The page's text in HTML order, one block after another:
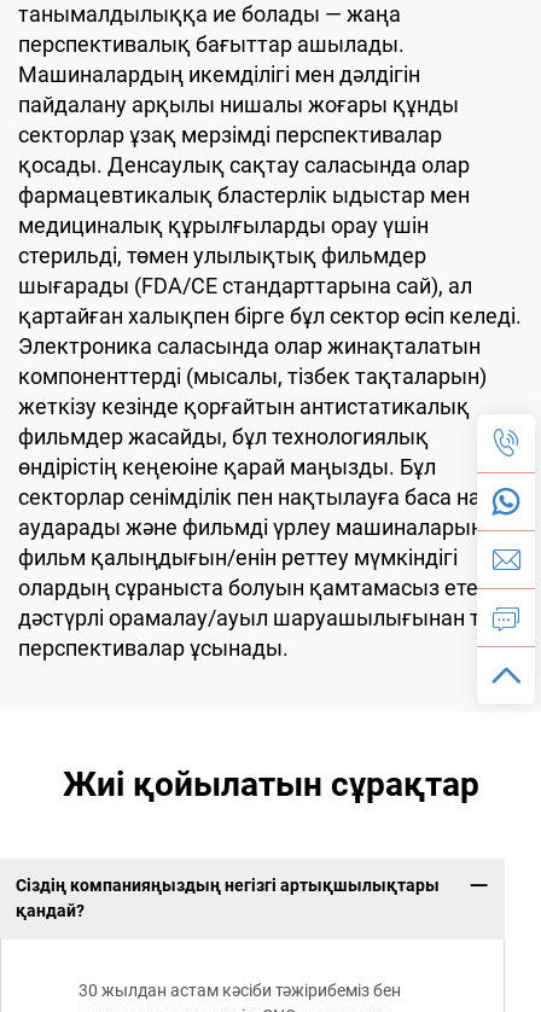
танымалдылыққа ие болады — жаңа
перспективалық бағыттар ашылады.
Машиналардың икемділігі мен дәлдігін
пайдалану арқылы нишалы жоғары құнды
секторлар ұзақ мерзімді перспективалар
қосады. Денсаулық сақтау саласында олар
фармацевтикалық бластерлік ыдыстар мен
медициналық құрылғыларды орау үшін
стерильді, төмен улылықтық фильмдер
шығарады (FDA/CE стандарттарына сай), ал
қартайған халықпен бірге бұл сектор өсіп келеді.
Электроника саласында олар жинақталатын
компоненттерді (мысалы, тізбек тақталарын)
жеткізу кезінде қорғайтын антистатикалық
фильмдер жасайды, бұл технологиялық
өндірістің кеңеюіне қарай маңызды. Бұл
секторлар сенімділік пен нақтылауға баса назар
аударады және фильмді үрлеу машиналарының
фильм қалыңдығын/енін реттеу мүмкіндігі
олардың сұраныста болуын қамтамасыз етеді —
дәстүрлі орамалау/ауыл шаруашылығынан тыс
перспективалар ұсынады.
Жиі қойылатын сұрақтар
Сіздің компанияңыздың негізгі артықшылықтары
қандай?
30 жылдан астам кәсіби тәжірибеміз бен